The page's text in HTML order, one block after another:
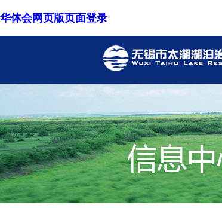
华体会网页版页面登录